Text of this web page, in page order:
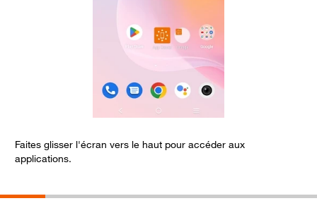
Faites glisser l'écran vers le haut pour accéder aux
applications.